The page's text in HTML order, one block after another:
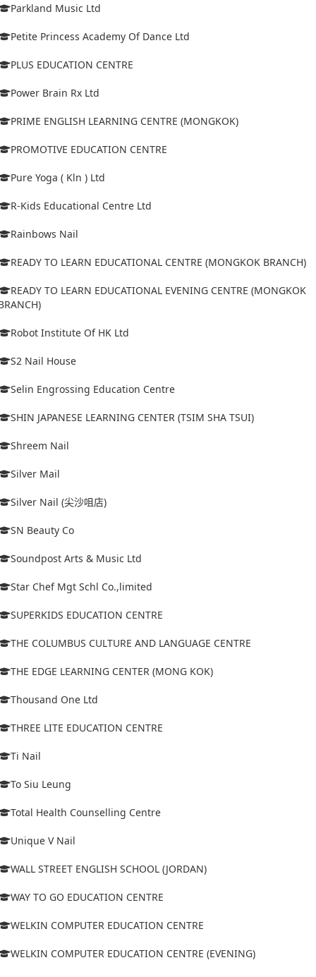
Parkland Music Ltd
Petite Princess Academy Of Dance Ltd
PLUS EDUCATION CENTRE
Power Brain Rx Ltd
PRIME ENGLISH LEARNING CENTRE (MONGKOK)
PROMOTIVE EDUCATION CENTRE
Pure Yoga ( Kln ) Ltd
R-Kids Educational Centre Ltd
Rainbows Nail
READY TO LEARN EDUCATIONAL CENTRE (MONGKOK BRANCH)
READY TO LEARN EDUCATIONAL EVENING CENTRE (MONGKOK
Robot Institute Of HK Ltd
S2 Nail House
Selin Engrossing Education Centre
SHIN JAPANESE LEARNING CENTER (TSIM SHA TSUI)
Shreem Nail
Silver Mail
Silver Nail (尖沙咀店)
SN Beauty Co
Soundpost Arts & Music Ltd
Star Chef Mgt Schl Co.,limited
SUPERKIDS EDUCATION CENTRE
THE COLUMBUS CULTURE AND LANGUAGE CENTRE
THE EDGE LEARNING CENTER (MONG KOK)
Thousand One Ltd
THREE LITE EDUCATION CENTRE
Ti Nail
To Siu Leung
Total Health Counselling Centre
Unique V Nail
WALL STREET ENGLISH SCHOOL (JORDAN)
WAY TO GO EDUCATION CENTRE
WELKIN COMPUTER EDUCATION CENTRE
WELKIN COMPUTER EDUCATION CENTRE (EVENING)